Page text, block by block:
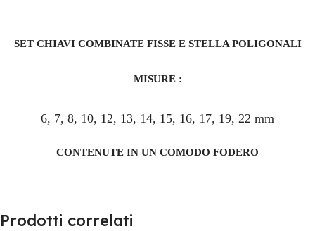
SET CHIAVI COMBINATE FISSE E STELLA POLIGONALI
MISURE :
6, 7, 8, 10, 12, 13, 14, 15, 16, 17, 19, 22 mm
CONTENUTE IN UN COMODO FODERO
Prodotti correlati